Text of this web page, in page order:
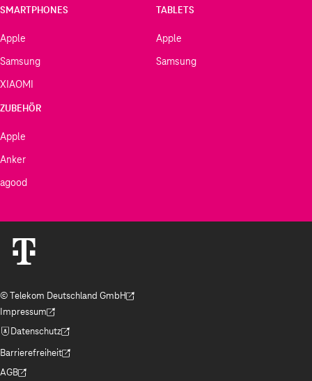
SMARTPHONES
Apple
Samsung
XIAOMI
TABLETS
Apple
Samsung
ZUBEHÖR
Apple
Anker
agood
© Telekom Deutschland GmbH
(Der Link wird in einem neuen Tab geöffnet)
Impressum
(Der Link wird in einem neuen Tab geöffnet)
Datenschutz
(Der Link wird in einem neuen Tab geöffnet)
Barrierefreiheit
(Der Link wird in einem neuen Tab geöffnet)
AGB